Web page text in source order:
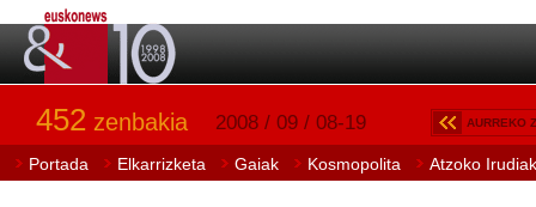
452 zenbakia 2008 / 09 / 08-19 AURREKO
Portada Elkarrizketa Gaiak Kosmopolita Atzoko Irudiak